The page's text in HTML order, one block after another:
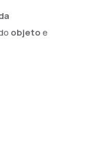
objetoe